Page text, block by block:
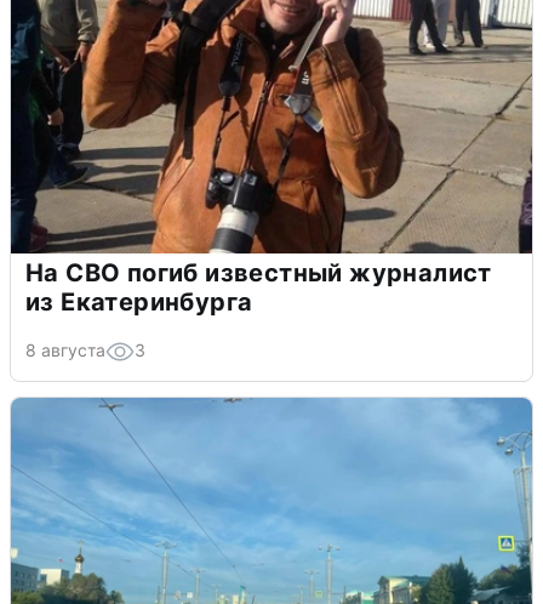
На СВО погиб известный журналист
из Екатеринбурга
8 августа 3